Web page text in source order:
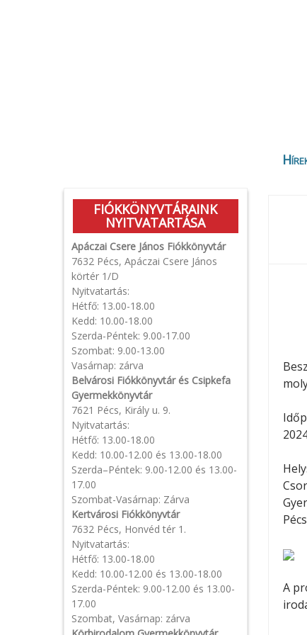
FIÓKKÖNYVTÁRAINK
NYITVATARTÁSA
Apáczai Csere János Fiókkönyvtár
7632 Pécs, Apáczai Csere János
körtér 1/D
Nyitvatartás:
Hétfő: 13.00-18.00
Kedd: 10.00-18.00
Szerda-Péntek: 9.00-17.00
Szombat: 9.00-13.00
Vasárnap: zárva
Belvárosi Fiókkönyvtár és Csipkefa
Gyermekkönyvtár
7621 Pécs, Király u. 9.
Nyitvatartás:
Hétfő: 13.00-18.00
Kedd: 10.00-12.00 és 13.00-18.00
Szerda–Péntek: 9.00-12.00 és 13.00-
17.00
Szombat-Vasárnap: Zárva
Kertvárosi Fiókkönyvtár
7632 Pécs, Honvéd tér 1.
Nyitvatartás:
Hétfő: 13.00-18.00
Kedd: 10.00-12.00 és 13.00-18.00
Szerda-Péntek: 9.00-12.00 és 13.00-
17.00
Szombat, Vasárnap: zárva
A